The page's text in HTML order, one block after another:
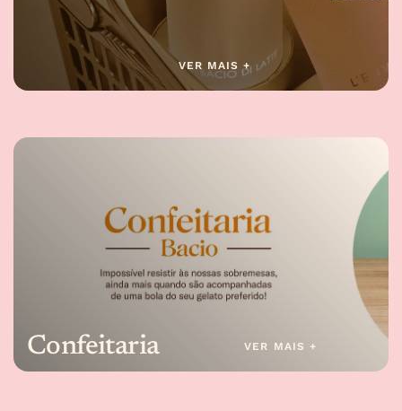
VER MAIS +
Confeitaria VER MAIS +